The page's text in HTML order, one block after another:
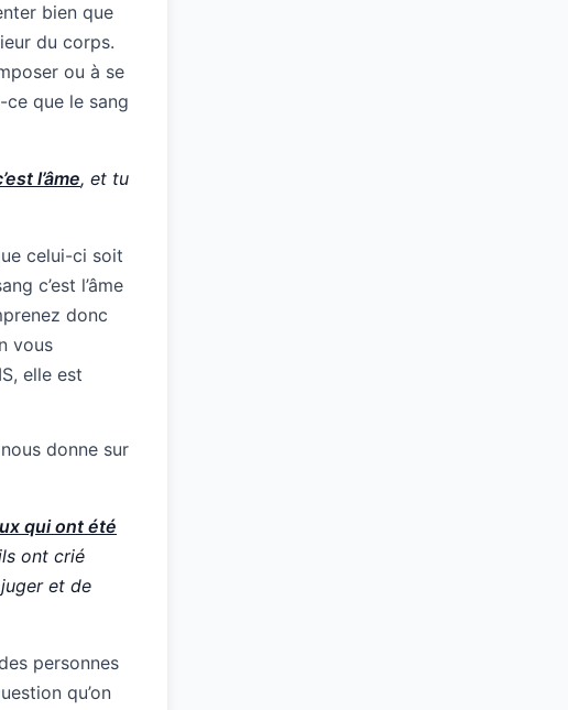
bien que
du corps.
ou à se
que le sang
l’âme, et tu
celui-ci soit
c’est l’âme
donc
vous
elle est
donne sur
qui ont été
ont crié
et de
personnes
qu’on